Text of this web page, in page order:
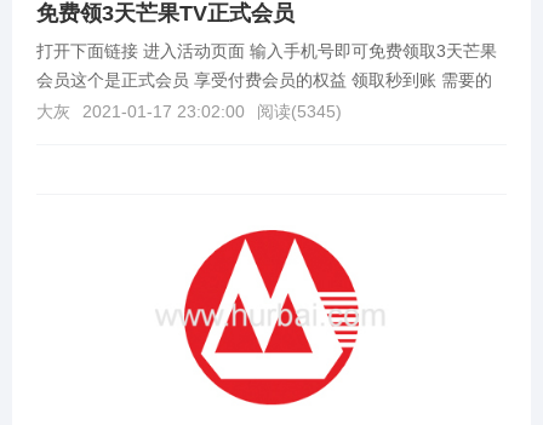
免费领3天芒果TV正式会员
打开下面链接 进入活动页面 输入手机号即可免费领取3天芒果
会员这个是正式会员 享受付费会员的权益 领取秒到账 需要的
可以领取一下活动结束时间：2021.02.1...
大灰 2021-01-17 23:02:00 阅读(5345)